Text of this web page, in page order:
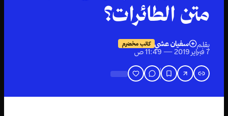
متن الطائرات؟
بقلم سفيان عشي كاتب مخضرم
7 فبراير 2019 — 11:49 ص